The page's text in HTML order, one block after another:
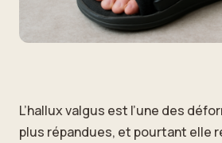
L’hallux valgus est l’une des
plus répandues, et pourtant elle